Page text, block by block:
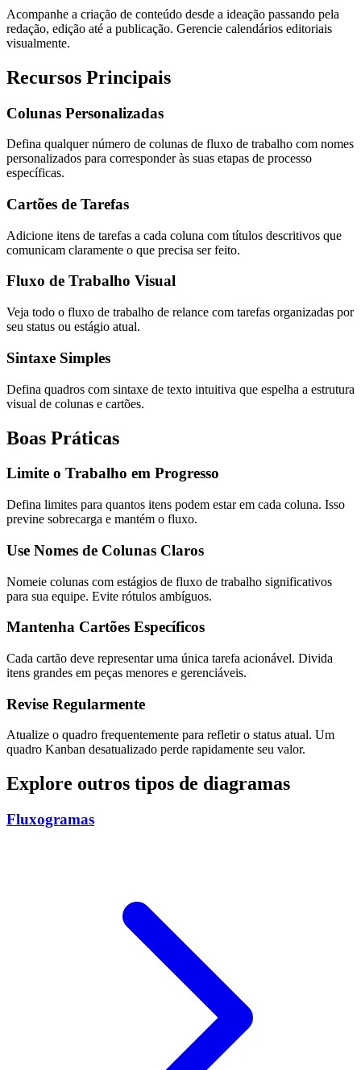
Acompanhe a criação de conteúdo desde a ideação passando pela
redação, edição até a publicação. Gerencie calendários editoriais
visualmente.
Recursos Principais
Colunas Personalizadas
Defina qualquer número de colunas de fluxo de trabalho com nomes
personalizados para corresponder às suas etapas de processo
específicas.
Cartões de Tarefas
Adicione itens de tarefas a cada coluna com títulos descritivos que
comunicam claramente o que precisa ser feito.
Fluxo de Trabalho Visual
Veja todo o fluxo de trabalho de relance com tarefas organizadas por
seu status ou estágio atual.
Sintaxe Simples
Defina quadros com sintaxe de texto intuitiva que espelha a estrutura
visual de colunas e cartões.
Boas Práticas
Limite o Trabalho em Progresso
Defina limites para quantos itens podem estar em cada coluna. Isso
previne sobrecarga e mantém o fluxo.
Use Nomes de Colunas Claros
Nomeie colunas com estágios de fluxo de trabalho significativos
para sua equipe. Evite rótulos ambíguos.
Mantenha Cartões Específicos
Cada cartão deve representar uma única tarefa acionável. Divida
itens grandes em peças menores e gerenciáveis.
Revise Regularmente
Atualize o quadro frequentemente para refletir o status atual. Um
quadro Kanban desatualizado perde rapidamente seu valor.
Explore outros tipos de diagramas
Fluxogramas